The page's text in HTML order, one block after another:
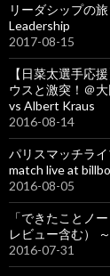
sリーダシップの
Leadership
2017-08-15
【日菜太選手応
ウスと激突！＠
vs Albert Kraus
2016-08-14
パリスマッチラ
match live at
2016-08-05
「できたことノ
レビュー含む）
2016-07-31